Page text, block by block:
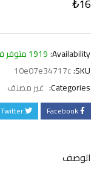
₺16
Availability: 1919 متوفر في المخزون
SKU:
10e07e34717c
Categories: غير مصنف
Facebook
Twitter
الوصف